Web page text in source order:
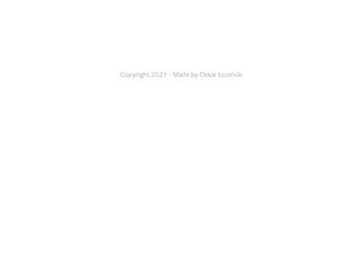
Copyright 2021 - Made by Oskar Łoziński